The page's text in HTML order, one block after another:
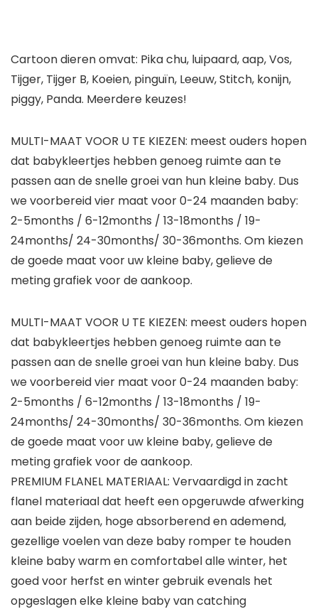
Cartoon dieren omvat: Pika chu, luipaard, aap, Vos,
Tijger, Tijger B, Koeien, pinguïn, Leeuw, Stitch, konijn,
piggy, Panda. Meerdere keuzes!
MULTI-MAAT VOOR U TE KIEZEN: meest ouders hopen
dat babykleertjes hebben genoeg ruimte aan te
passen aan de snelle groei van hun kleine baby. Dus
we voorbereid vier maat voor 0-24 maanden baby:
2-5months / 6-12months / 13-18months / 19-
24months/ 24-30months/ 30-36months. Om kiezen
de goede maat voor uw kleine baby, gelieve de
meting grafiek voor de aankoop.
MULTI-MAAT VOOR U TE KIEZEN: meest ouders hopen
dat babykleertjes hebben genoeg ruimte aan te
passen aan de snelle groei van hun kleine baby. Dus
we voorbereid vier maat voor 0-24 maanden baby:
2-5months / 6-12months / 13-18months / 19-
24months/ 24-30months/ 30-36months. Om kiezen
de goede maat voor uw kleine baby, gelieve de
meting grafiek voor de aankoop.
PREMIUM FLANEL MATERIAAL: Vervaardigd in zacht
flanel materiaal dat heeft een opgeruwde afwerking
aan beide zijden, hoge absorberend en ademend,
gezellige voelen van deze baby romper te houden
kleine baby warm en comfortabel alle winter, het
goed voor herfst en winter gebruik evenals het
opgeslagen elke kleine baby van catching